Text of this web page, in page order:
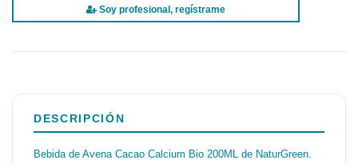
Soy profesional, regístrame
DESCRIPCIÓN
Bebida de Avena Cacao Calcium Bio 200ML de NaturGreen.